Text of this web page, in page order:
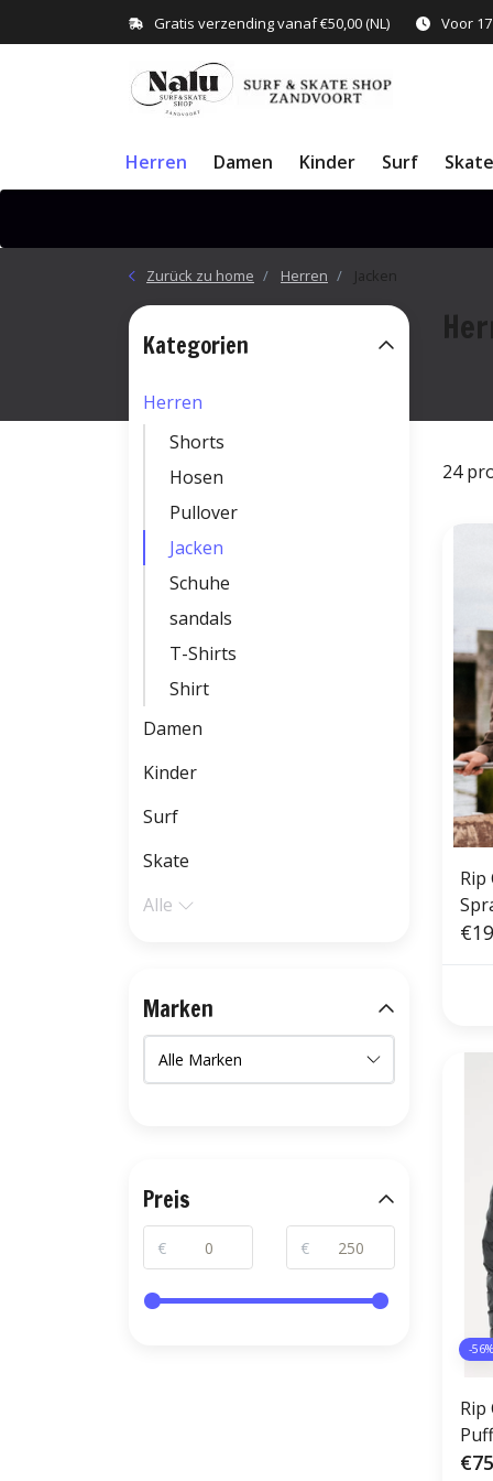
Gratis verzending vanaf €50,00 (NL) Voor
Herren Damen Kinder Surf Skate
Zurück zu home Herren Jacken
24
Rip
-
Rip
Kategorien
Herren
Shorts
Hosen
Pullover
Jacken
Schuhe
sandals
T-Shirts
Shirt
Damen
Kinder
Surf
Skate
Alle
Marken
Preis
€ €